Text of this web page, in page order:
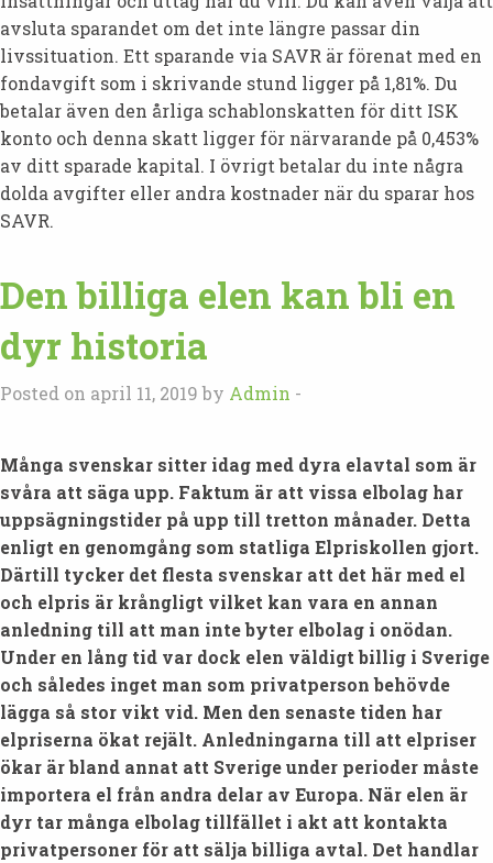
avsluta sparandet om det inte längre passar din
livssituation. Ett sparande via SAVR är förenat med en
fondavgift som i skrivande stund ligger på 1,81%. Du
betalar även den årliga schablonskatten för ditt ISK
konto och denna skatt ligger för närvarande på 0,453%
av ditt sparade kapital. I övrigt betalar du inte några
dolda avgifter eller andra kostnader när du sparar hos
SAVR.
Den billiga elen kan bli en
dyr historia
Posted on april 11, 2019 by Admin -
Många svenskar sitter idag med dyra elavtal som är
svåra att säga upp. Faktum är att vissa elbolag har
uppsägningstider på upp till tretton månader. Detta
enligt en genomgång som statliga Elpriskollen gjort.
Därtill tycker det flesta svenskar att det här med el
och elpris är krångligt vilket kan vara en annan
anledning till att man inte byter elbolag i onödan.
Under en lång tid var dock elen väldigt billig i Sverige
och således inget man som privatperson behövde
lägga så stor vikt vid. Men den senaste tiden har
elpriserna ökat rejält. Anledningarna till att elpriser
ökar är bland annat att Sverige under perioder måste
importera el från andra delar av Europa. När elen är
dyr tar många elbolag tillfället i akt att kontakta
privatpersoner för att sälja billiga avtal. Det handlar